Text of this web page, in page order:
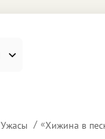
Ужасы «Хижина в